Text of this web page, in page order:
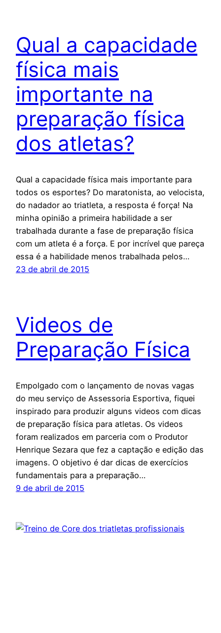
Qual a capacidade
física mais
importante na
preparação física
dos atletas?
Qual a capacidade física mais importante para
todos os esportes? Do maratonista, ao velocista,
do nadador ao triatleta, a resposta é força! Na
minha opinião a primeira habilidade a ser
trabalhada durante a fase de preparação física
com um atleta é a força. E por incrível que pareça
essa é a habilidade menos trabalhada pelos…
23 de abril de 2015
Videos de
Preparação Física
Empolgado com o lançamento de novas vagas
do meu serviço de Assessoria Esportiva, fiquei
inspirado para produzir alguns videos com dicas
de preparação física para atletas. Os videos
foram realizados em parceria com o Produtor
Henrique Sezara que fez a captação e edição das
imagens. O objetivo é dar dicas de exercícios
fundamentais para a preparação…
9 de abril de 2015